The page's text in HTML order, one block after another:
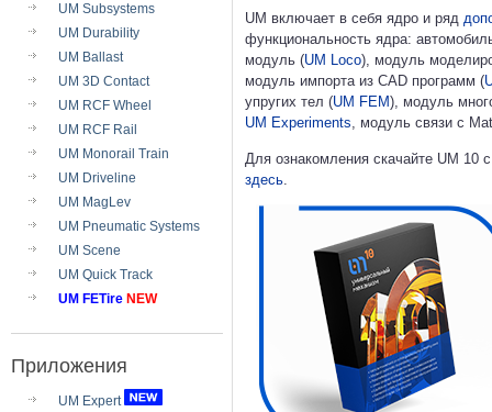
UM Subsystems
UM Durability
UM Ballast
UM 3D Contact
UM RCF Wheel
UM RCF Rail
UM Monorail Train
UM Driveline
UM MagLev
UM Pneumatic Systems
UM Scene
UM Quick Track
UM FETire NEW
Приложения
UM Expert
UM включает в себя ядро и ряд
функциональность ядра:
модуль (UM Loco), модуль
модуль импорта из CAD программ (
упругих тел (UM FEM), модуль
UM Experiments, модуль связи с
Для ознакомления скачайте UM 10
здесь